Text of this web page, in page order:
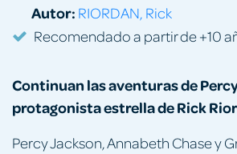
Continuan las aventuras de
protagonista estrella de Rick
Percy Jackson, Annabeth Chase y
Autor: RIORDAN, Rick
Recomendado a partir de +10